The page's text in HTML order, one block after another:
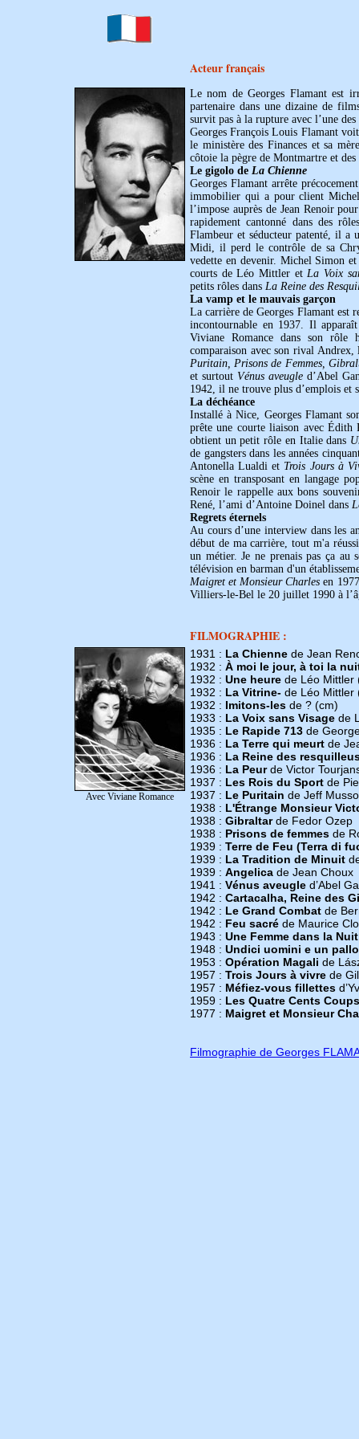
Acteur français
Le nom de Georges Flamant est
partenaire dans une dizaine de
survit pas à la rupture avec l’une
Georges François Louis Flamant
le ministère des Finances et sa
côtoie la pègre de Montmartre et
Le gigolo de La Chienne
Georges Flamant arrête
immobilier qui a pour client
l’impose auprès de Jean Renoir
rapidement cantonné dans des
Flambeur et séducteur patenté, il a
Midi, il perd le contrôle de sa
vedette en devenir. Michel Simon
courts de Léo Mittler etLa Voix
petits rôles dans La Reine des
La vamp et le mauvais garçon
La carrière de Georges Flamant est
incontournable en 1937. Il
Viviane Romance dans son rôle
comparaison avec son rival Andrex,
Puritain, Prisons de Femmes,
et surtout Vénus aveugled’Abel
1942, il ne trouve plus d’emplois et
La déchéance
Installé à Nice, Georges Flamant
prête une courte liaison avec
obtient un petit rôle en Italie dans
de gangsters dans les années
Antonella Lualdi et Trois Jours à
scène en transposant en langage
Renoir le rappelle aux bons
René, l’ami d’Antoine Doinel dans
Regrets éternels
Au cours d’une interview dans les
début de ma carrière, tout m'a
un métier. Je ne prenais pas ça
télévision en barman d'un
Maigret et Monsieur Charles en
Villiers-le-Bel le 20 juillet 1990 à
FILMOGRAPHIE :
Avec Viviane Romance
1931 : La Chienne de Jean
1932 : À moi le jour, à toi la
1932 : Une heure de Léo Mittler
1932 : La Vitrine- de Léo Mittler
1932 : Imitons-les de ? (cm)
1933 : La Voix sans Visage de
1935 : Le Rapide 713 de
1936 : La Terre qui meurt de
1936 : La Reine des
1936 : La Peurde Victor
1937 : Les Rois du Sport de
1937 : Le Puritain de Jeff Musso
1938 : L'Étrange Monsieur
1938 : Gibraltarde Fedor Ozep
1938 : Prisons de femmes de
1939 : Terre de Feu (Terra di
1939 : La Tradition de Minuit
1939 : Angelica de Jean Choux
1941 : Vénus aveugle d’Abel
1942 : Cartacalha, Reine des
1942 : Le Grand Combat de
1942 : Feu sacré de Maurice
1943 : Une Femme dans la Nuit
1948 : Undici uomini e un
1953 : Opération Magali de
1957 : Trois Jours à vivre de
1957 : Méfiez-vous fillettes
1959 : Les Quatre Cents Coups
1977 : Maigret et Monsieur
Filmographie de Georges